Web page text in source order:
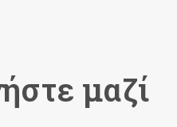
μαζί